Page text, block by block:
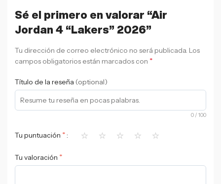
Sé el primero en valorar “Air
Jordan 4 “Lakers” 2026”
Tu dirección de correo electrónico no será publicada. Los
campos obligatorios están marcados con *
Título de la reseña (optional)
0 / 100
Tu puntuación * ⭐ ⭐ ⭐ ⭐ ⭐
Tu valoración *